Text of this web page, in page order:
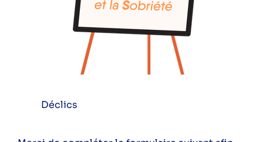
Déclics